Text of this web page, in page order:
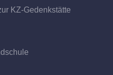
KZ-Gedenkstätte